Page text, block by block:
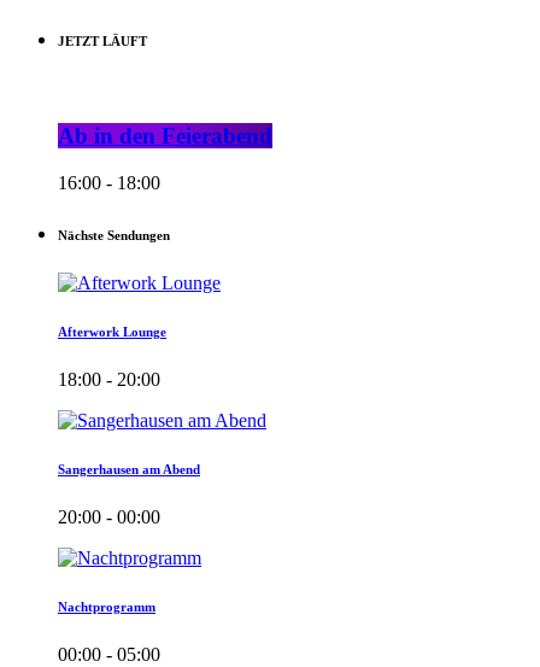
JETZT LÄUFT
Ab in den Feierabend
16:00 - 18:00
Nächste Sendungen
Afterwork Lounge
18:00 - 20:00
Sangerhausen am Abend
20:00 - 00:00
Nachtprogramm
00:00 - 05:00